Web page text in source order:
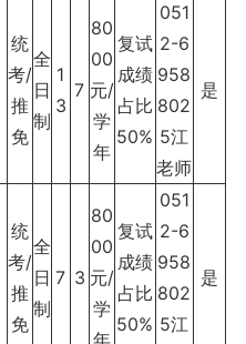
统
考/
推
免
全
日
制
1
3
7
80
00
元/
学
年
复试
成绩
占比
50%
051
2-6
958
802
5江
老师
是
统
考/
推
免
全
日
制
7 3
80
00
元/
学
复试
成绩
占比
50%
051
2-6
958
802
5江
是